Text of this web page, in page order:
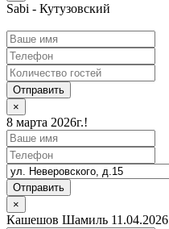
Sabi - Кутузовский
Отправить
×
8 марта 2026г.!
Отправить
×
Кашешов Шамиль 11.04.2026